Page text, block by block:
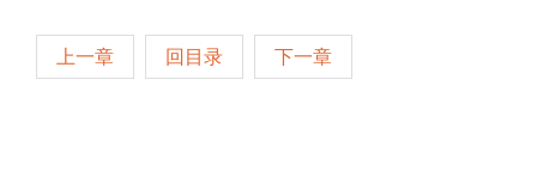
上一章 回目录 下一章